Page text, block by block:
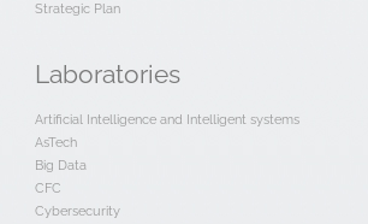
Strategic Plan
Laboratories
Artificial Intelligence and Intelligent systems
AsTech
Big Data
CFC
Cybersecurity